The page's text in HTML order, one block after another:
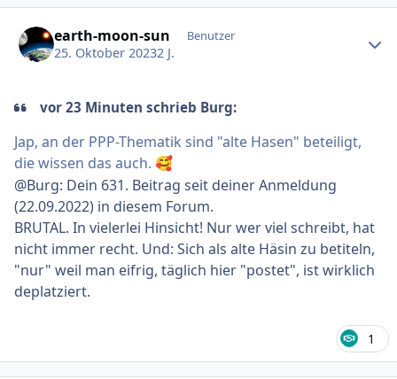
earth-moon-sun Benutzer
25. Oktober 20232 J.
vor 23 Minuten schrieb Burg:
Jap, an der PPP-Thematik sind "alte Hasen" beteiligt,
die wissen das auch. 🥰
@Burg: Dein 631. Beitrag seit deiner Anmeldung
(22.09.2022) in diesem Forum.
BRUTAL. In vielerlei Hinsicht! Nur wer viel schreibt, hat
nicht immer recht. Und: Sich als alte Häsin zu betiteln,
"nur" weil man eifrig, täglich hier "postet", ist wirklich
deplatziert.
1